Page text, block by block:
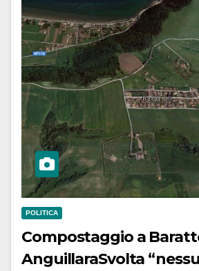
POLITICA
Compostaggio a
AnguillaraSvolta